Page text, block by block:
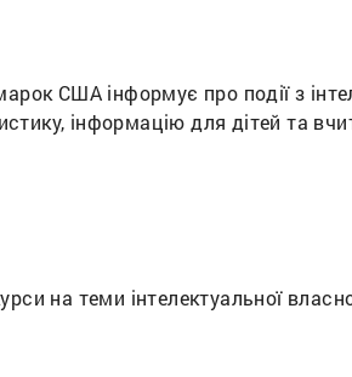
США інформує про події з
інформацію для дітей та
на теми інтелектуальної